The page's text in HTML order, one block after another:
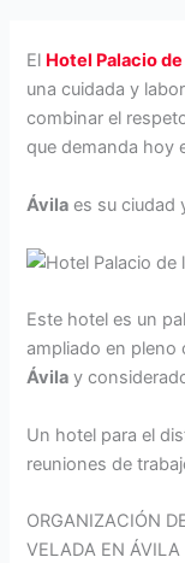
El Hotel Palacio
una cuidada y
combinar el
que demanda hoy
Ávila es su ciudad
Este hotel es un
ampliado en pleno
Ávila y
Un hotel para el
reuniones de
ORGANIZACIÓN
VELADA EN ÁVILA